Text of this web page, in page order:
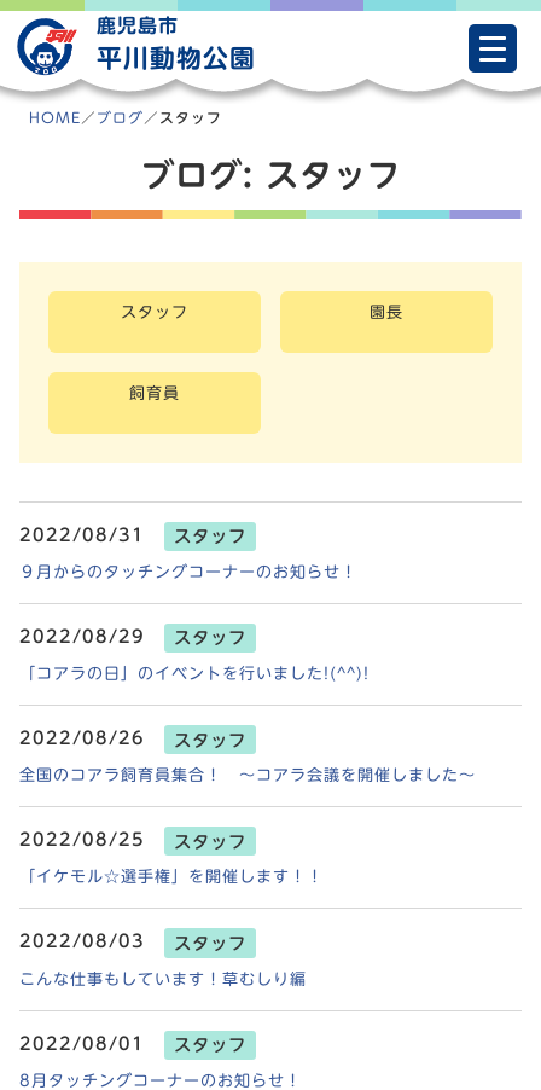
Skip
to
content
鹿児島市
平川動物公園
HOME ／ ブログ ／ スタッフ
ブログ: スタッフ
スタッフ 園長
飼育員
2022/08/31 スタッフ
９月からのタッチングコーナーのお知らせ！
2022/08/29 スタッフ
「コアラの日」のイベントを行いました!(^^)!
2022/08/26 スタッフ
全国のコアラ飼育員集合！ ～コアラ会議を開催しました～
2022/08/25 スタッフ
「イケモル☆選手権」を開催します！！
2022/08/03 スタッフ
こんな仕事もしています！草むしり編
2022/08/01 スタッフ
8月タッチングコーナーのお知らせ！